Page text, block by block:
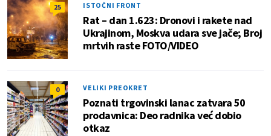
25 ISTOČNI FRONT
Rat – dan 1.623: Dronovi i rakete nad
Ukrajinom, Moskva udara sve jače; Broj
mrtvih raste FOTO/VIDEO
0 VELIKI PREOKRET
Poznati trgovinski lanac zatvara 50
prodavnica: Deo radnika već dobio
otkaz